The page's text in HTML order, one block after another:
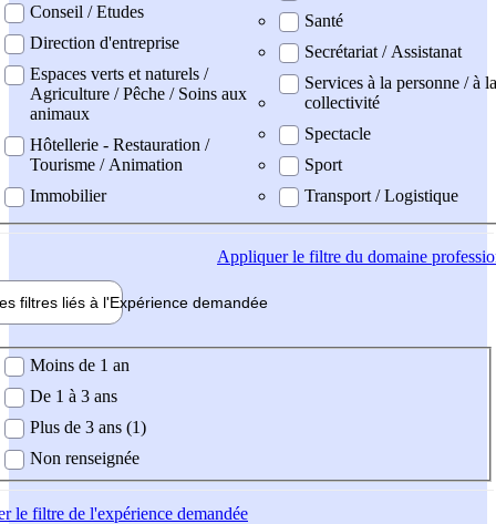
Conseil / Etudes
Direction d'entreprise
Espaces verts et naturels /
Agriculture / Pêche / Soins aux
animaux
Hôtellerie - Restauration /
Tourisme / Animation
Immobilier
Santé
Secrétariat / Assistanat
Services à la personne / à la
collectivité
Spectacle
Sport
Transport / Logistique
Appliquerle filtre du domaine
filtres liés à l'Expérience demandée
demandée
Moins de 1 an
De 1 à 3 ans
Plus de 3 ans (1)
Non renseignée
le filtre de l'expérience demandée